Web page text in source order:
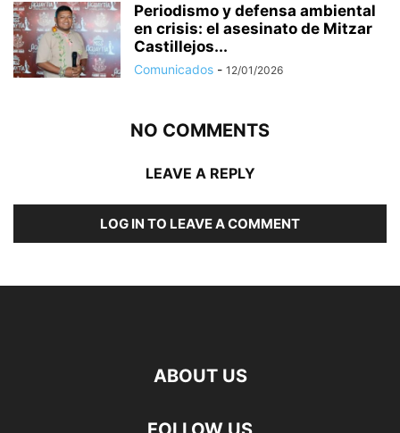
Periodismo y defensa ambiental
en crisis: el asesinato de Mitzar
Castillejos...
Comunicados - 12/01/2026
NO COMMENTS
LEAVE A REPLY
LOG IN TO LEAVE A COMMENT
ABOUT US